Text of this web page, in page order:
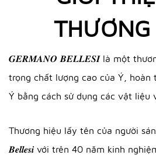
THƯƠNG
𝑮𝑬𝑹𝑴𝑨𝑵𝑶 𝑩𝑬𝑳𝑳𝑬𝑺𝑰 là một
trọng chất lượng cao của Ý, hoàn
Ý bằng cách sử dụng các vật liệu
Thương hiệu lấy tên của người
𝑩𝒆𝒍𝒍𝒆𝒔𝒊 với trên 40 năm kinh